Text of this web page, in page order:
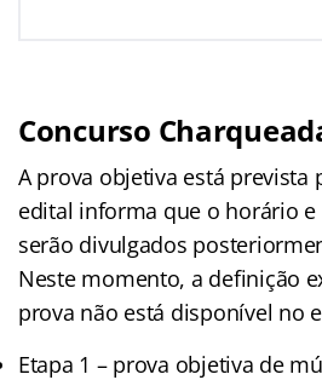
Concurso
A prova objetiva está prevista
edital informa que o horário
serão divulgados
Neste momento, a definição
prova não está disponível no
Etapa 1 – prova objetiva de